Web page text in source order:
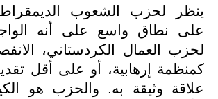
ينظر لحزب الشعوب
على نطاق واسع على أنه
لحزب العمال الكردستاني،
كمنظمة إرهابية، أو على أقل
علاقة وثيقة به. والحزب هو